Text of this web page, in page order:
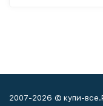
2007-2026 © купи-